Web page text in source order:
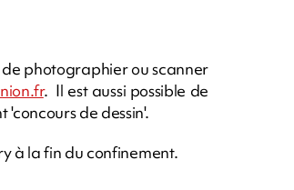
de photographier ou scanner
. Il est aussi possible de
'concours de dessin'.
à la fin du confinement.